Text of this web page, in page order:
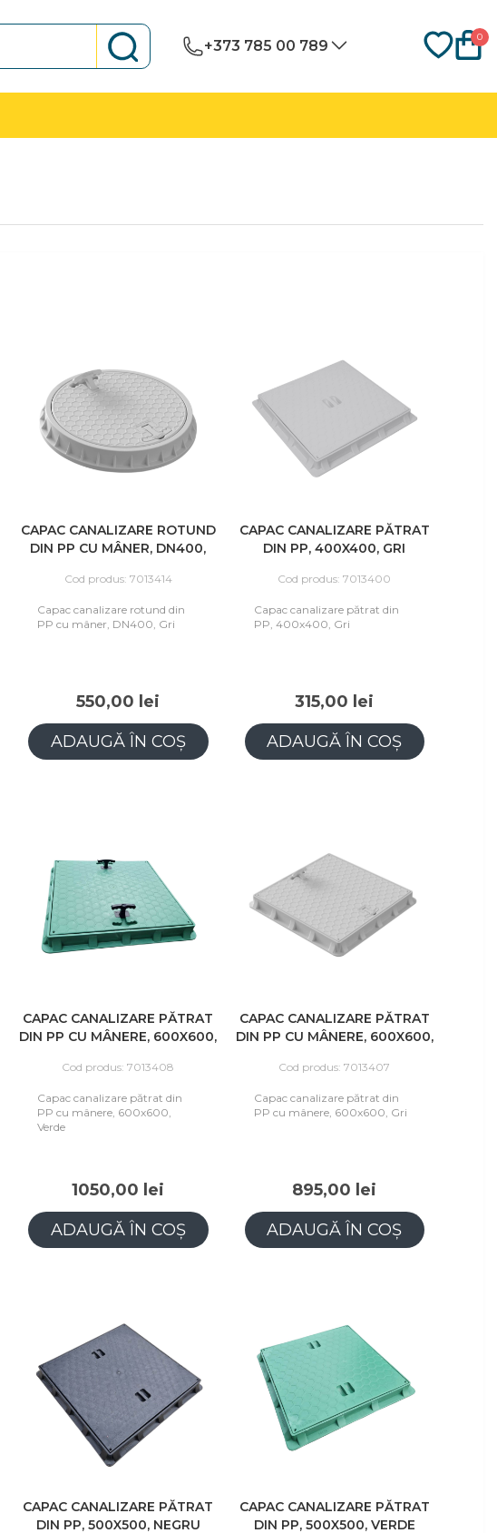
+373 785 00 789
0
CAPAC CANALIZARE ROTUND
DIN PP CU MÂNER, DN400,
Cod produs: 7013414
Capac canalizare rotund din
PP cu mâner, DN400, Gri
550,00 lei
ADAUGĂ ÎN COȘ
CAPAC CANALIZARE PĂTRAT
DIN PP, 400X400, GRI
Cod produs: 7013400
Capac canalizare pătrat din
PP, 400x400, Gri
315,00 lei
ADAUGĂ ÎN COȘ
CAPAC CANALIZARE PĂTRAT
DIN PP CU MÂNERE, 600X600,
Cod produs: 7013408
Capac canalizare pătrat din
PP cu mânere, 600x600,
Verde
1050,00 lei
ADAUGĂ ÎN COȘ
CAPAC CANALIZARE PĂTRAT
DIN PP CU MÂNERE, 600X600,
Cod produs: 7013407
Capac canalizare pătrat din
PP cu mânere, 600x600, Gri
895,00 lei
ADAUGĂ ÎN COȘ
CAPAC CANALIZARE PĂTRAT
DIN PP, 500X500, NEGRU
CAPAC CANALIZARE PĂTRAT
DIN PP, 500X500, VERDE